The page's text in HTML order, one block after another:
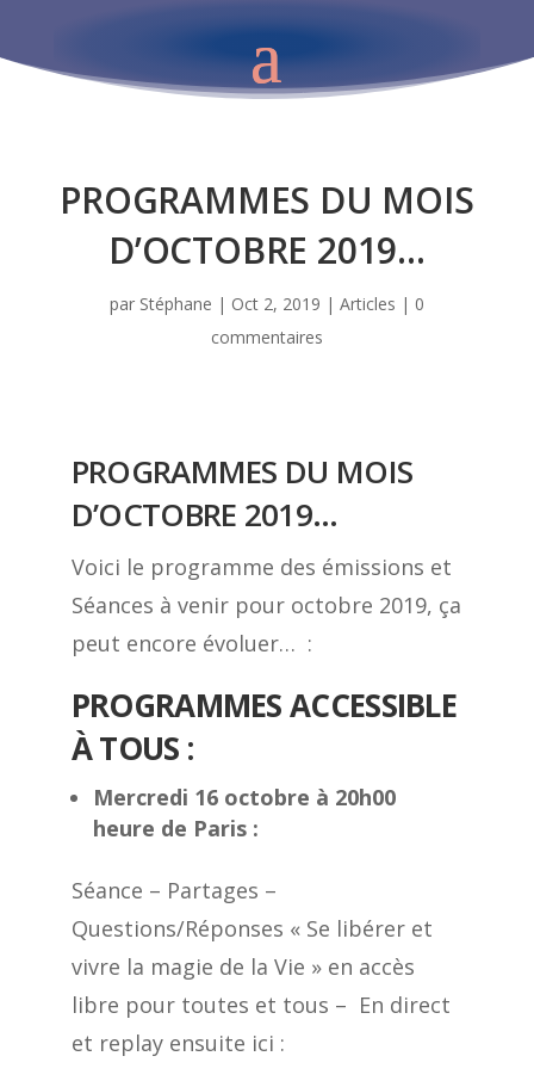
PROGRAMMES DU MOIS
D’OCTOBRE 2019…
par Stéphane | Oct 2, 2019 | Articles | 0
commentaires
PROGRAMMES DU MOIS
D’OCTOBRE 2019…
Voici le programme des émissions et
Séances à venir pour octobre 2019, ça
peut encore évoluer… :
PROGRAMMES ACCESSIBLE
À TOUS :
Mercredi 16 octobre à 20h00
heure de Paris:
Séance – Partages –
Questions/Réponses « Se libérer et
vivre la magie de la Vie » en accès
libre pour toutes et tous – En direct
et replay ensuite ici :